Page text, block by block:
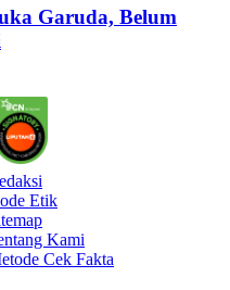
Garuda, Belum
Etik
Kami
Cek Fakta